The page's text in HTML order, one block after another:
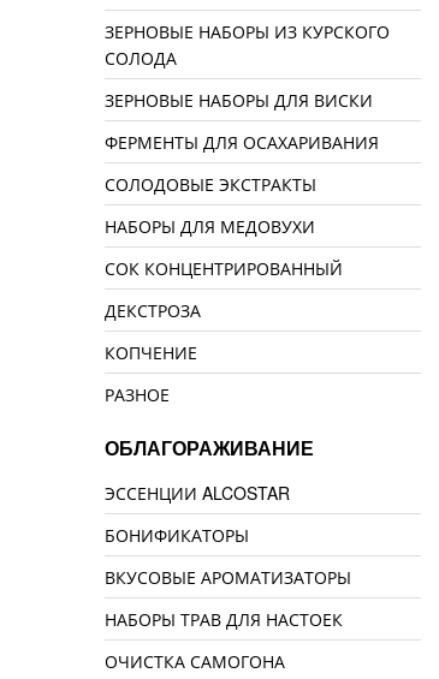
ЗЕРНОВЫЕ НАБОРЫ ИЗ КУРСКОГО
СОЛОДА
ЗЕРНОВЫЕ НАБОРЫ ДЛЯ ВИСКИ
ФЕРМЕНТЫ ДЛЯ ОСАХАРИВАНИЯ
СОЛОДОВЫЕ ЭКСТРАКТЫ
НАБОРЫ ДЛЯ МЕДОВУХИ
СОК КОНЦЕНТРИРОВАННЫЙ
ДЕКСТРОЗА
КОПЧЕНИЕ
РАЗНОЕ
ОБЛАГОРАЖИВАНИЕ
ЭССЕНЦИИ ALCOSTAR
БОНИФИКАТОРЫ
ВКУСОВЫЕ АРОМАТИЗАТОРЫ
НАБОРЫ ТРАВ ДЛЯ НАСТОЕК
ОЧИСТКА САМОГОНА